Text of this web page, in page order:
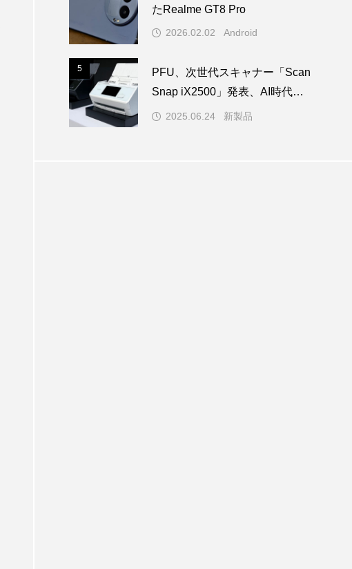
たRealme GT8 Pro
2026.02.02 Android
5
PFU、次世代スキャナー「Scan
Snap iX2500」発表、AI時代の
学習を担う
2025.06.24 新製品